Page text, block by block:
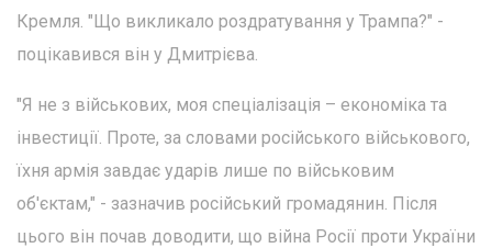
Кремля. "Що викликало роздратування у Трампа?" -
поцікавився він у Дмитрієва.
"Я не з військових, моя спеціалізація – економіка та
інвестиції. Проте, за словами російського військового,
їхня армія завдає ударів лише по військовим
об'єктам," - зазначив російський громадянин. Після
цього він почав доводити, що війна Росії проти України